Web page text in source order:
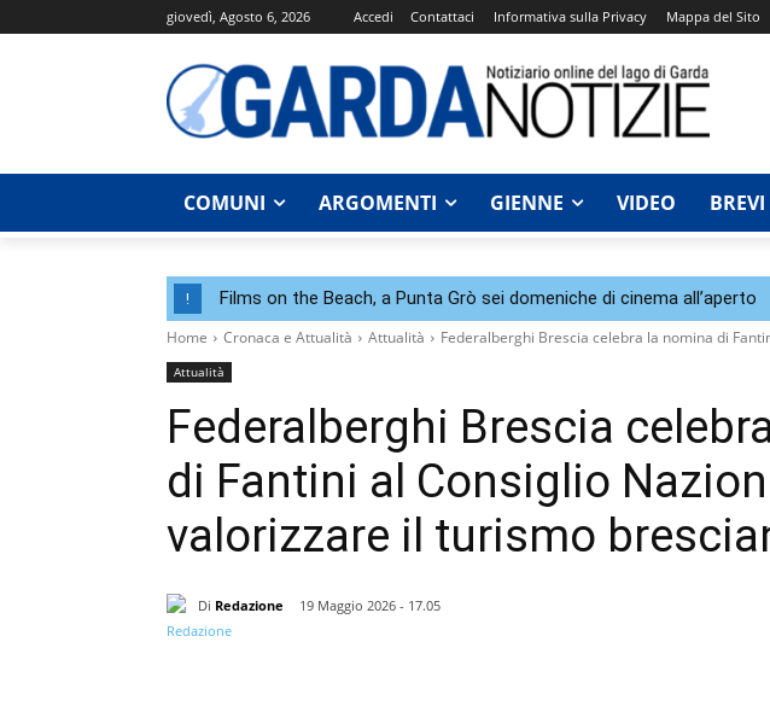
giovedì, Agosto 6, 2026 Accedi Contattaci Informativa sulla Privacy Mappa del Sito
COMUNI ARGOMENTI GIENNE VIDEO BREVI
! Films on the Beach, a Punta Grò sei domeniche di cinema all’aperto
Home Cronaca e Attualità Attualità Federalberghi Brescia celebra la nomina di
Attualità
Federalberghi Brescia
di Fantini al Consiglio
valorizzare il turismo
Di Redazione
19 Maggio 2026 - 17.05